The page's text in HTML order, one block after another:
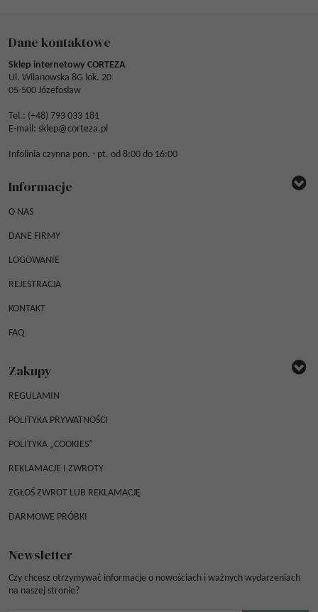
Dane kontaktowe
Sklep internetowy CORTEZA
Ul. Wilanowska 8G lok. 20
05-500 Józefosław
Tel.: (+48) 793 033 181
E-mail: sklep@corteza.pl
Infolinia czynna pon. - pt. od 8:00 do 16:00
Informacje
O NAS
DANE FIRMY
LOGOWANIE
REJESTRACJA
KONTAKT
FAQ
Zakupy
REGULAMIN
POLITYKA PRYWATNOŚCI
POLITYKA „COOKIES”
REKLAMACJE I ZWROTY
ZGŁOŚ ZWROT LUB REKLAMACJĘ
DARMOWE PRÓBKI
Newsletter
Czy chcesz otrzymywać informacje o nowościach i ważnych wydarzeniach
na naszej stronie?